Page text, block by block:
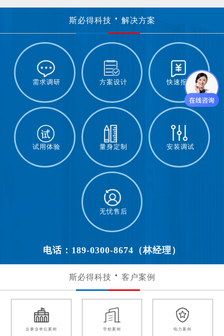
斯必得科技 解决方案
需求调研 方案设计 快速报价
试用体验 量身定制 安装调试
无忧售后
电话：189-0300-8674（林经理）
斯必得科技 客户案例
企事业单位案例 学校案例 电力案例